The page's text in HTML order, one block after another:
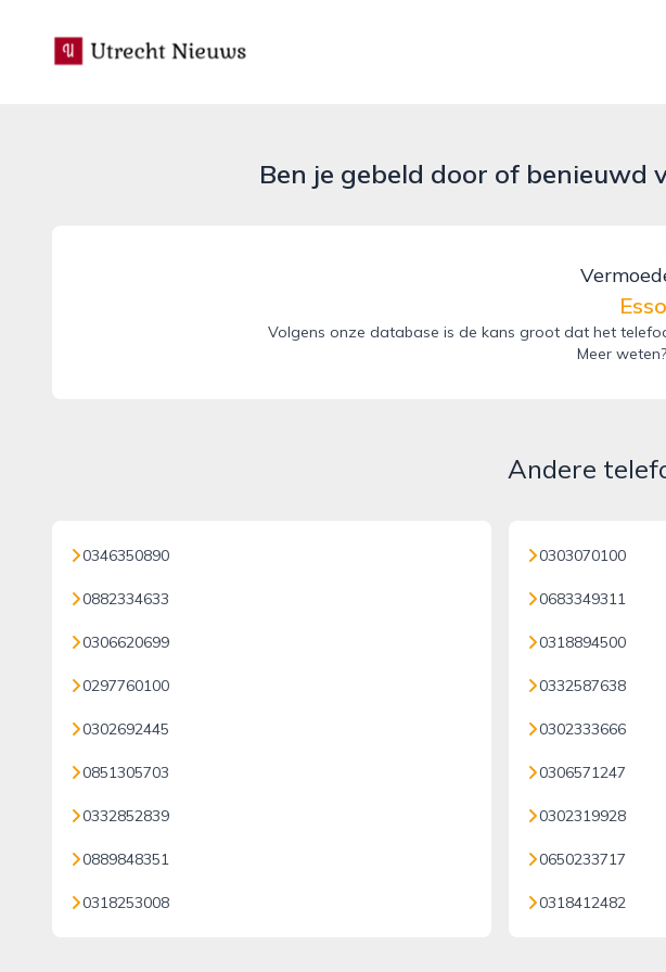
utrecht-nieuws.nl
Ben je gebeld door of benieuwd
Volgens onze database is de kans groot dat het
Meer
Andere
0346350890
0882334633
0306620699
0297760100
0302692445
0851305703
0332852839
0889848351
0318253008
0303070100
0683349311
0318894500
0332587638
0302333666
0306571247
0302319928
0650233717
0318412482